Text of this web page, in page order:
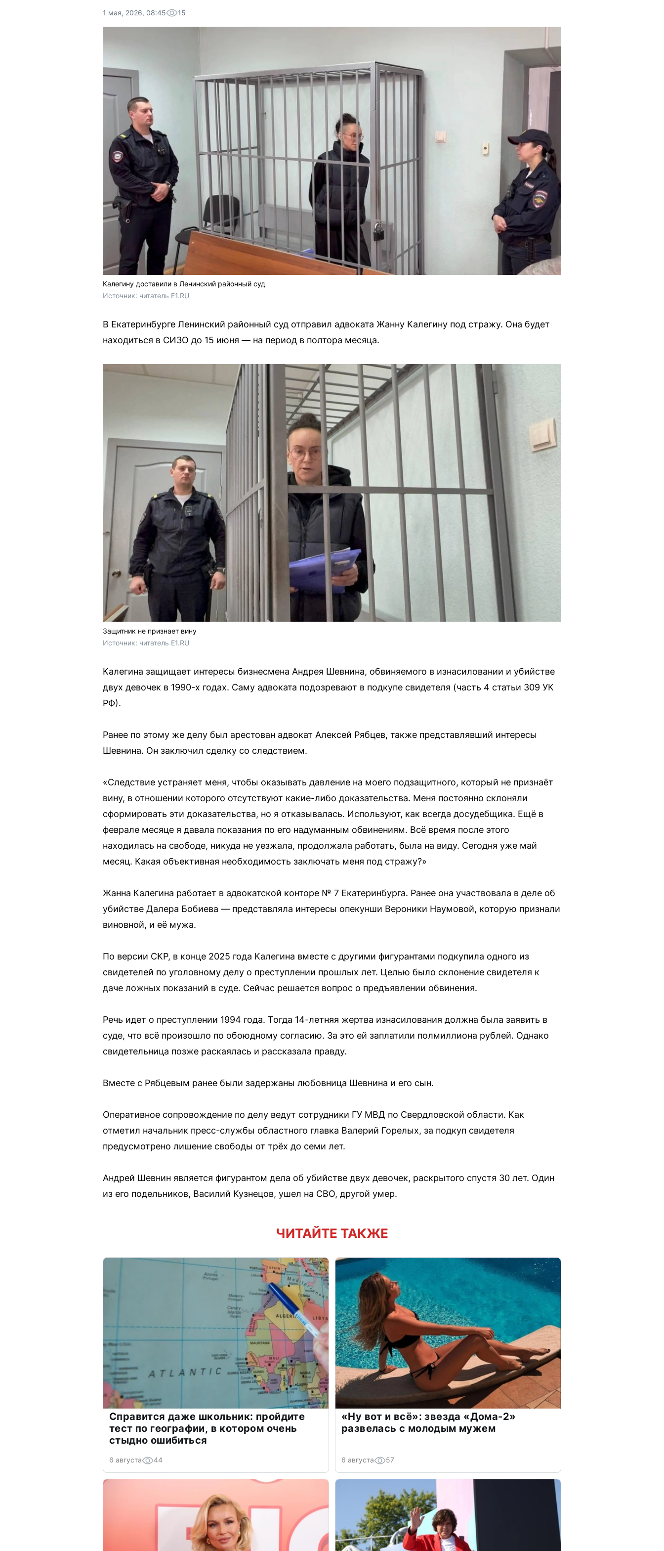
1 мая, 2026, 08:45 15
Калегину доставили в Ленинский районный суд
Источник: читатель E1.RU
В Екатеринбурге Ленинский районный суд отправил адвоката Жанну Калегину под стражу. Она будет
находиться в СИЗО до 15 июня — на период в полтора месяца.
Защитник не признает вину
Источник: читатель E1.RU
Калегина защищает интересы бизнесмена Андрея Шевнина, обвиняемого в изнасиловании и убийстве
двух девочек в 1990-х годах. Саму адвоката подозревают в подкупе свидетеля (часть 4 статьи 309 УК
РФ).
Ранее по этому же делу был арестован адвокат Алексей Рябцев, также представлявший интересы
Шевнина. Он заключил сделку со следствием.
«Следствие устраняет меня, чтобы оказывать давление на моего подзащитного, который не признаёт
вину, в отношении которого отсутствуют какие-либо доказательства. Меня постоянно склоняли
сформировать эти доказательства, но я отказывалась. Используют, как всегда досудебщика. Ещё в
феврале месяце я давала показания по его надуманным обвинениям. Всё время после этого
находилась на свободе, никуда не уезжала, продолжала работать, была на виду. Сегодня уже май
месяц. Какая объективная необходимость заключать меня под стражу?»
Жанна Калегина работает в адвокатской конторе № 7 Екатеринбурга. Ранее она участвовала в деле об
убийстве Далера Бобиева — представляла интересы опекунши Вероники Наумовой, которую признали
виновной, и её мужа.
По версии СКР, в конце 2025 года Калегина вместе с другими фигурантами подкупила одного из
свидетелей по уголовному делу о преступлении прошлых лет. Целью было склонение свидетеля к
даче ложных показаний в суде. Сейчас решается вопрос о предъявлении обвинения.
Речь идет о преступлении 1994 года. Тогда 14-летняя жертва изнасилования должна была заявить в
суде, что всё произошло по обоюдному согласию. За это ей заплатили полмиллиона рублей. Однако
свидетельница позже раскаялась и рассказала правду.
Вместе с Рябцевым ранее были задержаны любовница Шевнина и его сын.
Оперативное сопровождение по делу ведут сотрудники ГУ МВД по Свердловской области. Как
отметил начальник пресс-службы областного главка Валерий Горелых, за подкуп свидетеля
предусмотрено лишение свободы от трёх до семи лет.
Андрей Шевнин является фигурантом дела об убийстве двух девочек, раскрытого спустя 30 лет. Один
из его подельников, Василий Кузнецов, ушел на СВО, другой умер.
ЧИТАЙТЕ ТАКЖЕ
Справится даже школьник: пройдите
тест по географии, в котором очень
стыдно ошибиться
6 августа 44
«Ну вот и всё»: звезда «Дома-2»
развелась с молодым мужем
6 августа 57